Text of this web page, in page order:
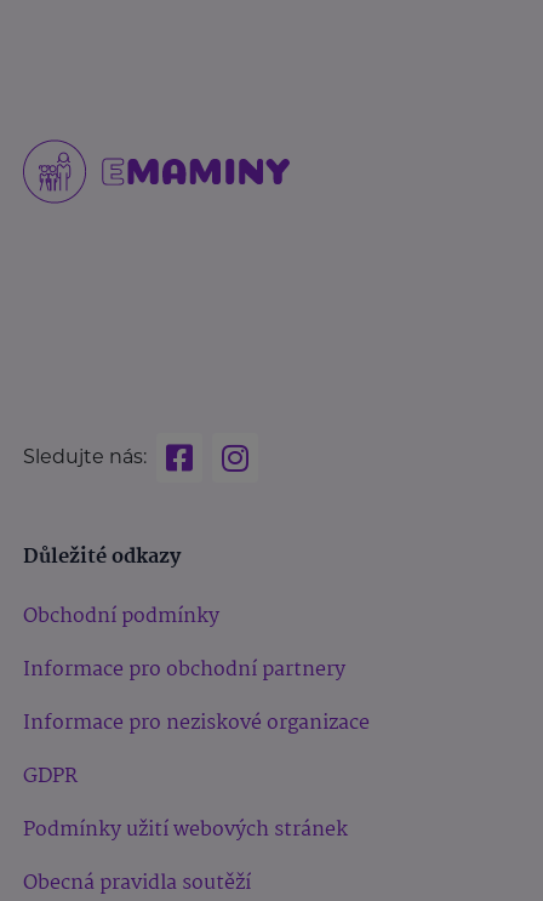
Sledujte nás:
Důležité odkazy
Obchodní podmínky
Informace pro obchodní partnery
Informace pro neziskové organizace
GDPR
Podmínky užití webových stránek
Obecná pravidla soutěží